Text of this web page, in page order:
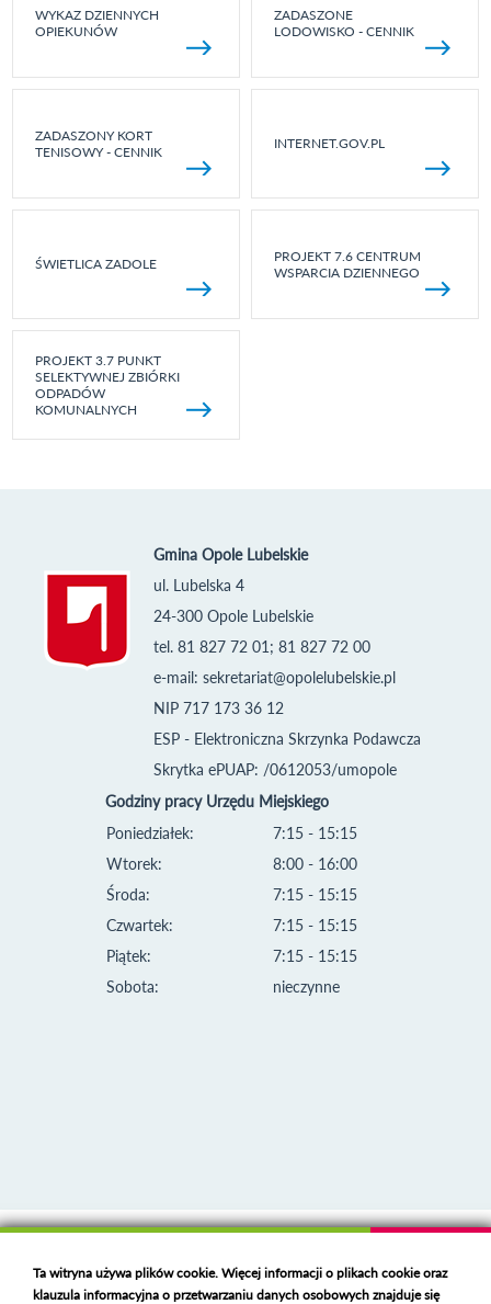
WYKAZ DZIENNYCH
OPIEKUNÓW
ZADASZONE
LODOWISKO - CENNIK
ZADASZONY KORT
TENISOWY - CENNIK
INTERNET.GOV.PL
ŚWIETLICA ZADOLE
PROJEKT 7.6 CENTRUM
WSPARCIA DZIENNEGO
PROJEKT 3.7 PUNKT
SELEKTYWNEJ ZBIÓRKI
ODPADÓW
KOMUNALNYCH
Gmina Opole Lubelskie
ul. Lubelska 4
24-300 Opole Lubelskie
tel. 81 827 72 01; 81 827 72 00
e-mail: sekretariat@opolelubelskie.pl
NIP 717 173 36 12
ESP - Elektroniczna Skrzynka Podawcza
Skrytka ePUAP: /0612053/umopole
Godziny pracy Urzędu Miejskiego
Poniedziałek:
Wtorek:
Środa:
Czwartek:
Piątek:
Sobota:
7:15 - 15:15
8:00 - 16:00
7:15 - 15:15
7:15 - 15:15
7:15 - 15:15
nieczynne
Deklaracja dostępności
Ta witryna używa plików cookie. Więcej informacji o plikach cookie oraz
klauzula informacyjna o przetwarzaniu danych osobowych znajduje się